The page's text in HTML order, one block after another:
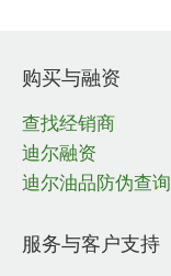
购买与融资
查找经销商
迪尔融资
迪尔油品防伪查询
服务与客户支持